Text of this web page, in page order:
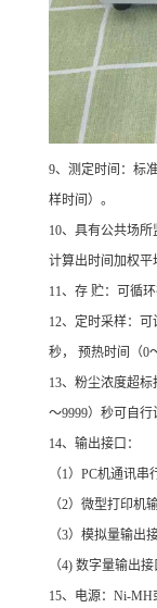
9、测定时间：标
样时间）。
10、具有公共场所
计算出时间加权平
11、存 贮：可循环
12、定时采样：可
秒， 预热时间（0
13、粉尘浓度超标
～9999）秒可自行
14、输出接口：
（1）PC机通讯串
（2）微型打印机
（3）模拟量输出
（4) 数字量输出
15、电源：Ni-MH